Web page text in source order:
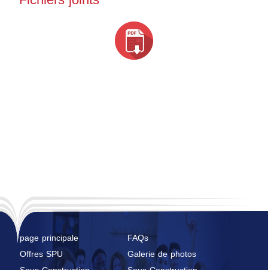
page principale
FAQs
Offres SPU
Galerie de photos